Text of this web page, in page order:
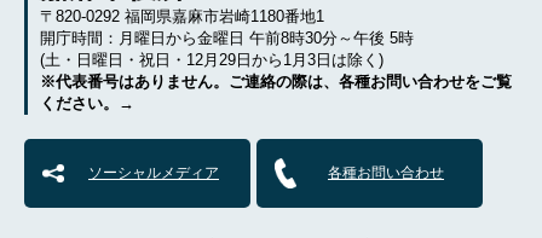
〒820-0292 福岡県嘉麻市岩崎1180番地1
開庁時間：月曜日から金曜日 午前8時30分～午後 5時
(土・日曜日・祝日・12月29日から1月3日は除く)
※代表番号はありません。ご連絡の際は、各種お問い合わせをご覧
ください。→
ソーシャルメディア 各種お問い合わせ